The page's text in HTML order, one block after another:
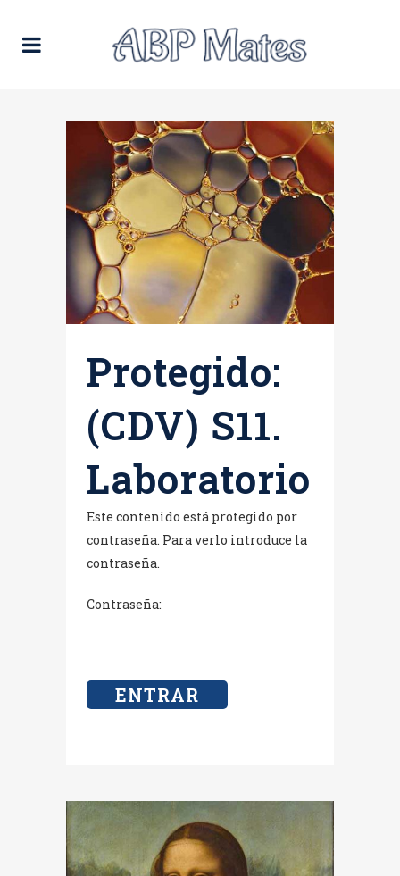
Protegido:
(CDV) S11.
Laboratorio
Este contenido está protegido por
contraseña. Para verlo introduce la
contraseña.
Contraseña: